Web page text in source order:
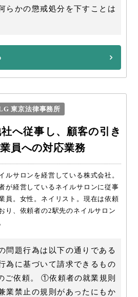
らかの懲戒処分を下すことは
東京法律事務所
へ従事し、顧客の引き
員への対応業務
ルサロンを経営している株式会社。
が経営しているネイルサロンに従事
員。女性。ネイリスト。現在は依頼
り、依頼者の2駅先のネイルサロン
問題行為は以下の通りである
為に基づいて請求できるもの
ご依頼。 ①依頼者の就業規則
業禁止の規則があったにもか